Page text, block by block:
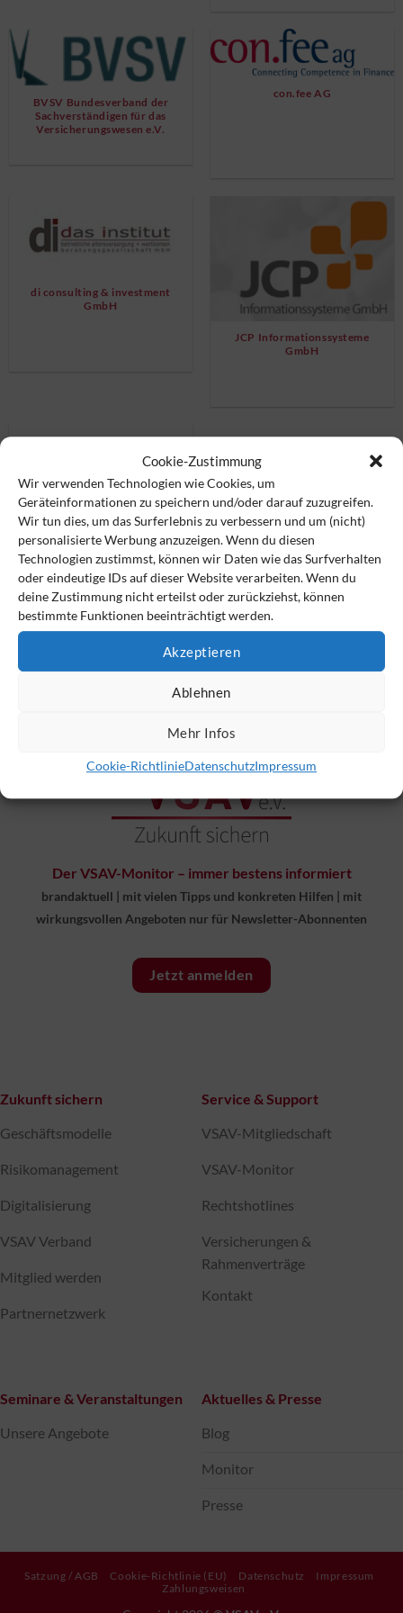
Cookie-Zustimmung
Wir verwenden Technologien wie Cookies, um
Geräteinformationen zu speichern und/oder darauf zuzugreifen.
Wir tun dies, um das Surferlebnis zu verbessern und um (nicht)
personalisierte Werbung anzuzeigen. Wenn du diesen
Technologien zustimmst, können wir Daten wie das Surfverhalten
oder eindeutige IDs auf dieser Website verarbeiten. Wenn du
deine Zustimmung nicht erteilst oder zurückziehst, können
bestimmte Funktionen beeinträchtigt werden.
Akzeptieren
Ablehnen
Mehr Infos
Cookie-RichtlinieDatenschutzImpressum
BVSV Bundesverband der
Sachverständigen für das
Versicherungswesen e.V.
con.fee AG
di consulting & investment
GmbH
JCP Informationssysteme
GmbH
Der VSAV-Monitor – immer bestens informiert
brandaktuell | mit vielen Tipps und konkreten Hilfen | mit
wirkungsvollen Angeboten nur für Newsletter-Abonnenten
Jetzt anmelden
Zukunft sichern
Geschäftsmodelle
Risikomanagement
Digitalisierung
VSAV Verband
Mitglied werden
Partnernetzwerk
Service & Support
VSAV-Mitgliedschaft
VSAV-Monitor
Rechtshotlines
Versicherungen &
Rahmenverträge
Kontakt
Seminare & Veranstaltungen
Unsere Angebote
Aktuelles & Presse
Blog
Monitor
Presse
Satzung / AGB Cookie-Richtlinie (EU) Datenschutz
Impressum
Zahlungsweisen